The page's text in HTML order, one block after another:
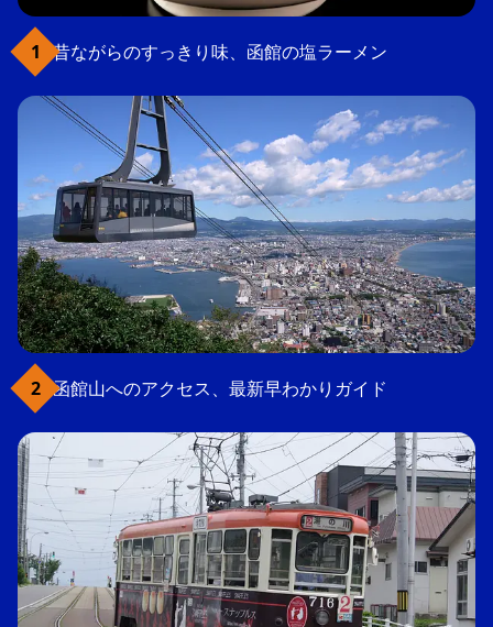
昔ながらのすっきり味、函館の塩ラーメン
函館山へのアクセス、最新早わかりガイド